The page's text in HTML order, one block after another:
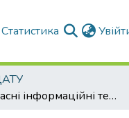
Статистика
Сучасні інформаційні технології у точному землеробстві : науково-бібліографічний покажчик